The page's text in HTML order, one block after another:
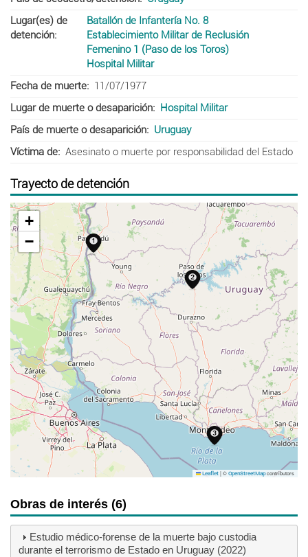
Lugar(es) de
detención
Batallón de Infantería No. 8
Establecimiento Militar de Reclusión
Femenino 1 (Paso de los Toros)
Hospital Militar
Fecha de muerte
11/07/1977
Lugar de muerte o desaparición
Hospital Militar
País de muerte o desaparición
Uruguay
Víctima de
Asesinato o muerte por responsabilidad del Estado
Trayecto de detención
+
−
Leaflet |© OpenStreetMapcontributors
Obras de interés (6)
Estudio médico-forense de la muerte bajo custodia
durante el terrorismo de Estado en Uruguay (2022)